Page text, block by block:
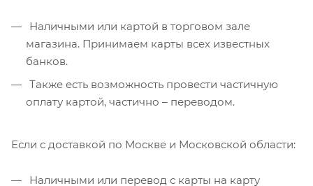
Наличными или картой в торговом зале
магазина. Принимаем карты всех известных
банков.
Также есть возможность провести частичную
оплату картой, частично – переводом.
Если с доставкой по Москве и Московской области:
Наличными или перевод с карты на карту